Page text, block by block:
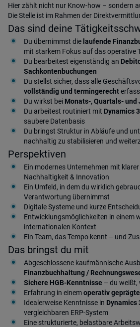
Hier zählt nicht nur Know-how – sondern
Die Stelle ist im Rahmen der
Das sind deine
Du übernimmst die laufende
mit starkem Fokus auf das operative
Du bearbeitest eigenständig an
Sachkontenbuchungen
Du stellst sicher, dass alle
vollständig und termingerecht
Du wirkst bei Monats-, Quartals- und
Du arbeitest routiniert mit Dynamics
saubere Datenbasis
Du bringst Struktur in Abläufe und
nachhaltig zu stabilisieren und
Perspektiven
Ein modernes Unternehmen mit
Nachhaltigkeit & Innovation
Ein Umfeld, in dem du wirklich
Verantwortung übernimmst
Digitale Systeme und kurze
Entwicklungsmöglichkeiten in einem
internationalen Kontext
Ein Team, das Tempo kennt – und
Das bringst du mit
Abgeschlossene kaufmännische
Finanzbuchhaltung /
Sichere HGB-Kenntnisse – du weißt,
Erfahrung in einemoperativ
Idealerweise Kenntnisse in Dynamics
vergleichbaren ERP-System
Eine strukturierte, belastbare